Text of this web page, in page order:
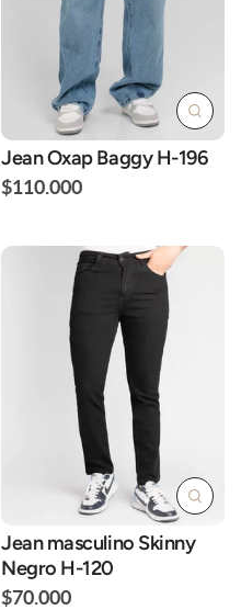
Jean Oxap Baggy H-196
$110.000
Jean masculino Skinny
Negro H-120
$70.000